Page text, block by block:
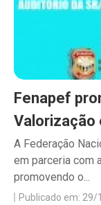
Fenapef
Valorização
A Federação
em parceria com
promovendo o...
Publicado em: